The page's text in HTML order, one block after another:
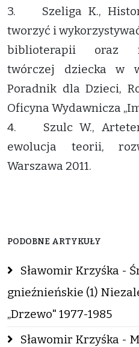
3. Szeliga K.,
tworzyć i
biblioterapii oraz
twórczej dziecka w
Poradnik dla Dzieci,
Oficyna Wydawnicza
4. Szulc W.,
ewolucja teorii,
Warszawa 2011.
PODOBNE ARTYKUŁY
Sławomir Krzyśka -
gnieźnieńskie (1)
„Drzewo" 1977-1985
Sławomir Krzyśka -